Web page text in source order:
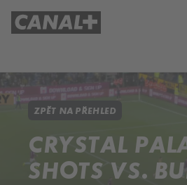
ZPĚT NA PŘEHLED
CRYSTAL
SHOTS VS.